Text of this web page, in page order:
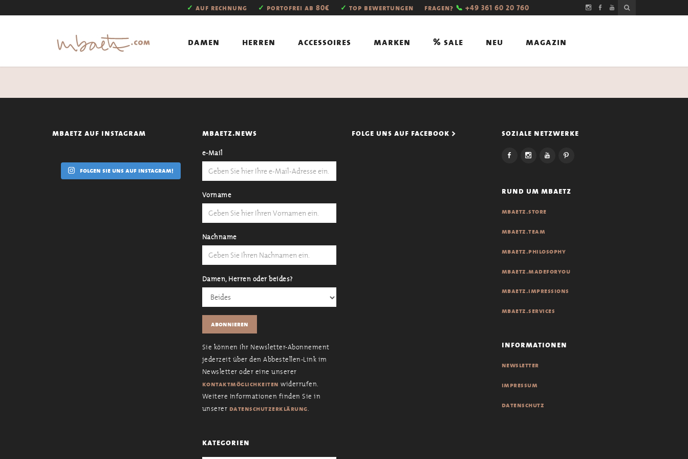
✓ auf rechnung ✓ portofrei ab 80€ ✓ top bewertungen fragen? 📞 +49 361 60 20 760
damen herren accessoires marken % sale neu magazin
mbaetz auf instagram
folgen sie uns auf instagram!
mbaetz.news
e-Mail
Vorname
Nachname
Damen, Herren oder beides?
Sie können Ihr Newsletter-Abonnement
jederzeit über den Abbestellen-Link im
Newsletter oder eine unserer
kontaktmöglichkeiten widerrufen.
Weitere Informationen finden Sie in
unserer datenschutzerklärung.
kategorien
folge uns auf facebook > soziale netzwerke
rund um mbaetz
mbaetz.store
mbaetz.team
mbaetz.philosophy
mbaetz.madeforyou
mbaetz.impressions
mbaetz.services
informationen
newsletter
impressum
datenschutz